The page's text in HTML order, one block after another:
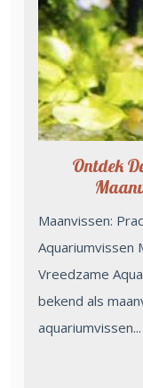
Ontdek
Maanvissen:
Aquariumvissen
Vreedzame
bekend als
aquariumvissen...